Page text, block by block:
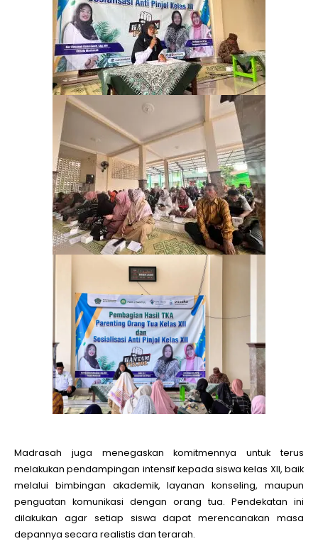
Madrasah juga menegaskan komitmennya untuk terus
melakukan pendampingan intensif kepada siswa kelas XII, baik
melalui bimbingan akademik, layanan konseling, maupun
penguatan komunikasi dengan orang tua. Pendekatan ini
dilakukan agar setiap siswa dapat merencanakan masa
depannya secara realistis dan terarah.